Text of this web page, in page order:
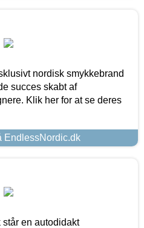
nordisk smykkebrand
succes skabt af
Klik her for at se deres
EndlessNordic.dk
en autodidakt